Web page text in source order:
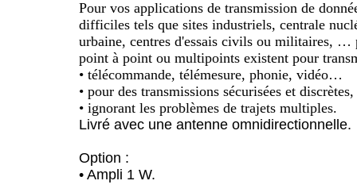
Pour vos applications de transmission de
difficiles tels que sites industriels, centrale
urbaine, centres d'essais civils ou militaires, …
point à point ou multipoints existent pour
• télécommande, télémesure, phonie, vidéo…
• pour des transmissions sécurisées et discrètes,
• ignorant les problèmes de trajets multiples.
Livré avec une antenne omnidirectionnelle.
Option :
• Ampli 1 W.